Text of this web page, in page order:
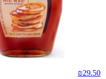
₪29.50